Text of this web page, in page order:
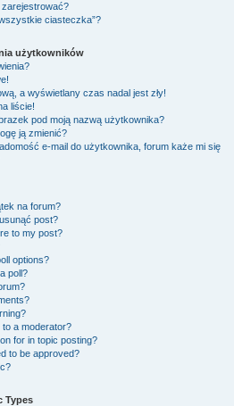
zarejestrować?
ciasteczka”?
użytkowników
a wyświetlany czas nadal jest zły!
liście!
pod moją nazwą użytkownika?
ją zmienić?
e-mail do użytkownika, forum każe mi się
na forum?
post?
to my post?
options?
poll?
a moderator?
for in topic posting?
to be approved?
Types